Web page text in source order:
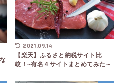
2021.09.14
【楽天】ふるさと納税サイト比
較！~有名４サイトまとめてみた～